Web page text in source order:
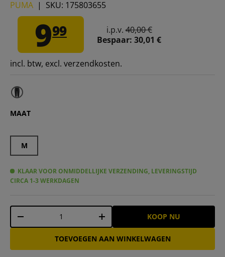
PUMA | SKU: 175803655
999 i.p.v.40,00 €
Bespaar: 30,01 €
incl. btw, excl. verzendkosten.
MAAT
M
KLAAR VOOR ONMIDDELLIJKE VERZENDING, LEVERINGSTIJD
CIRCA 1-3 WERKDAGEN
Aantal
-
+ KOOP NU
TOEVOEGEN AAN WINKELWAGEN